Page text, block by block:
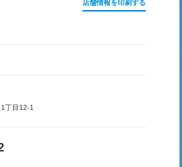
店舗情報を印刷する
丁目12-1